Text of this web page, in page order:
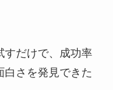
すだけで、成功率
白さを発見できた